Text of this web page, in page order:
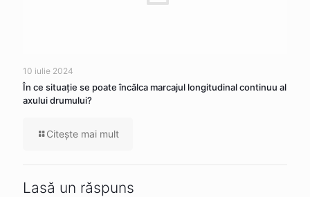
10 iulie 2024
În ce situaţie se poate încălca marcajul longitudinal continuu al
axului drumului?
Citeşte mai mult
Lasă un răspuns